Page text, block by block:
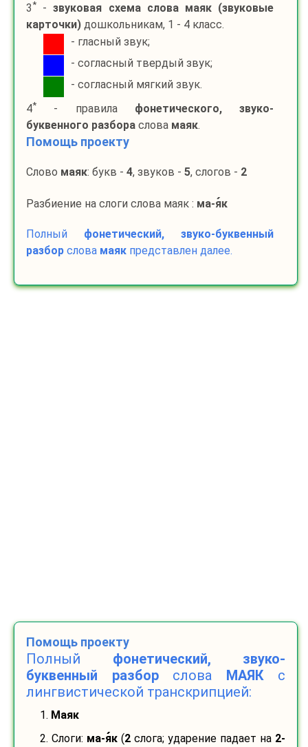
3* -звуковая схема слова маяк (звуковые
карточки) дошкольникам, 1 - 4 класс.
- гласный звук;
- согласный твердый звук;
- согласный мягкий звук.
4* - правила фонетического, звуко-
буквенного разбора слова маяк.
Помощь проекту
Слово маяк: букв - 4, звуков - 5, слогов - 2
Разбиение на слоги слова маяк : ма-як
Полный фонетический, звуко-буквенный
разбор слова маяк представлен далее.
Помощь проекту
Полный фонетический, звуко-
буквенный разборслова МАЯКс
лингвистической транскрипцией:
1. Маяк
2. Слоги: ма-як (2 слога; ударение падает на 2-